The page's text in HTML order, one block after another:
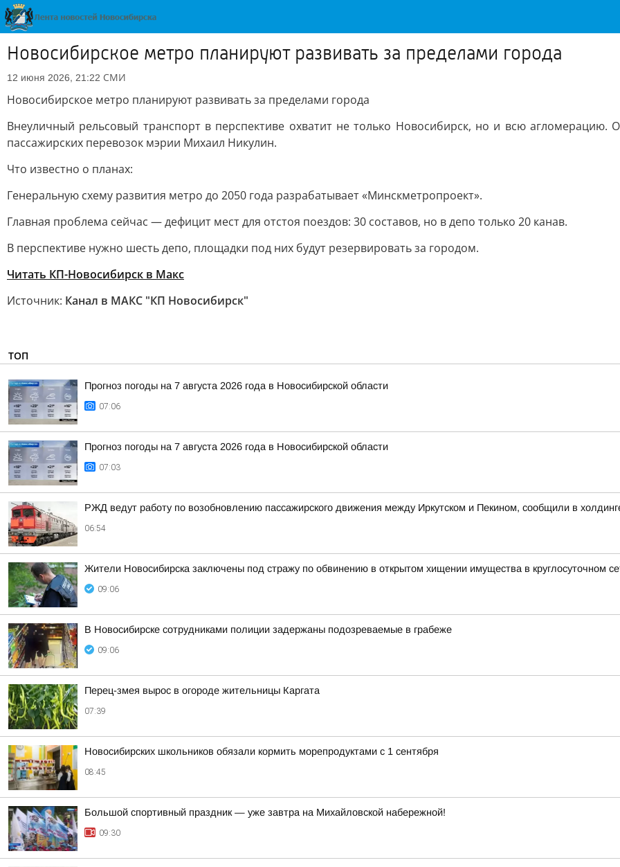
Новосибирское метро планируют развивать за пределами города
12 июня 2026, 21:22 СМИ
Новосибирское метро планируют развивать за пределами города
Внеуличный рельсовый транспорт в перспективе охватит не только Новосибирск, но и всю агломерацию.
пассажирских перевозок мэрии Михаил Никулин.
Что известно о планах:
Генеральную схему развития метро до 2050 года разрабатывает «Минскметропроект».
Главная проблема сейчас — дефицит мест для отстоя поездов: 30 составов, но в депо только 20 канав.
В перспективе нужно шесть депо, площадки под них будут резервировать за городом.
Читать КП-Новосибирск в Mакс
Источник: Канал в МАКС "КП Новосибирск"
ТОП
Прогноз погоды на 7 августа 2026 года в Новосибирской области
07:06
Прогноз погоды на 7 августа 2026 года в Новосибирской области
07:03
РЖД ведут работу по возобновлению пассажирского движения между Иркутском и Пекином, сообщили в
06:54
Жители Новосибирска заключены под стражу по обвинению в открытом хищении имущества в круглосуточном
09:06
В Новосибирске сотрудниками полиции задержаны подозреваемые в грабеже
09:06
Перец-змея вырос в огороде жительницы Каргата
07:39
Новосибирских школьников обязали кормить морепродуктами с 1 сентября
08:45
Большой спортивный праздник — уже завтра на Михайловской набережной!
09:30